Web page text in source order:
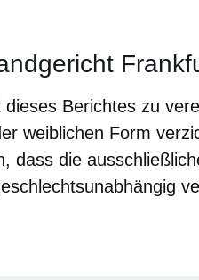
Berichtes zu
weiblichen Form
dass die